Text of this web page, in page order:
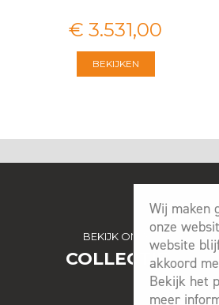
€ 3.531,00
BEKIJKEN
BEKIJK ONZE
COLLECTIE
Wij maken
onze
website
akkoord
Bekijk het
meer